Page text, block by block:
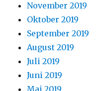
November 2019
Oktober 2019
September 2019
August 2019
Juli 2019
Juni 2019